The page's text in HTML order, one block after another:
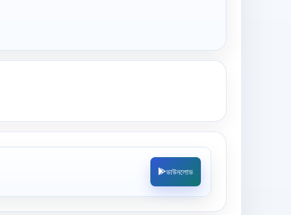
ডাউনলোড